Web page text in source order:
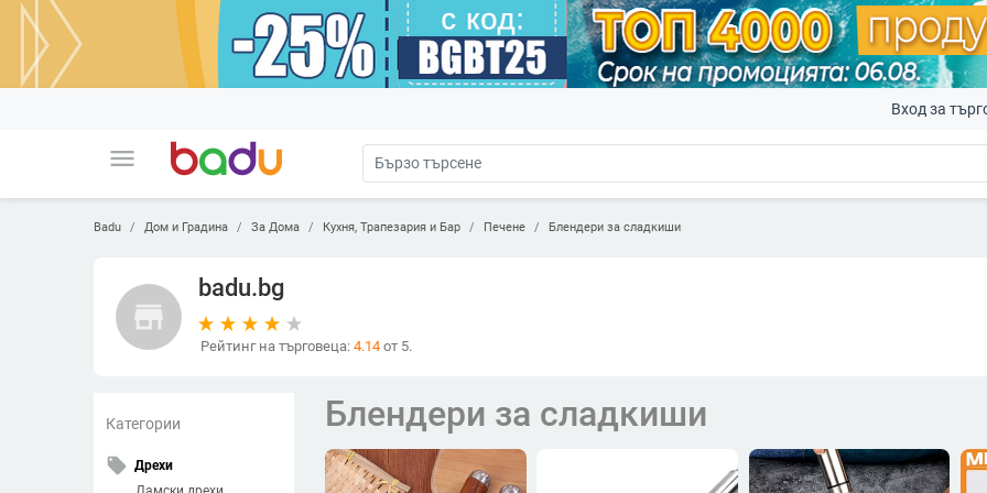
menu
Вход за
Badu Дом и Градина За Дома Кухня, Трапезария и Бар Печене Блендери за сладкиши
store
badu.bg
Рейтинг на търговеца: 4.14 от 5.
Категории
local_offer Дрехи
Блендери за сладкиши